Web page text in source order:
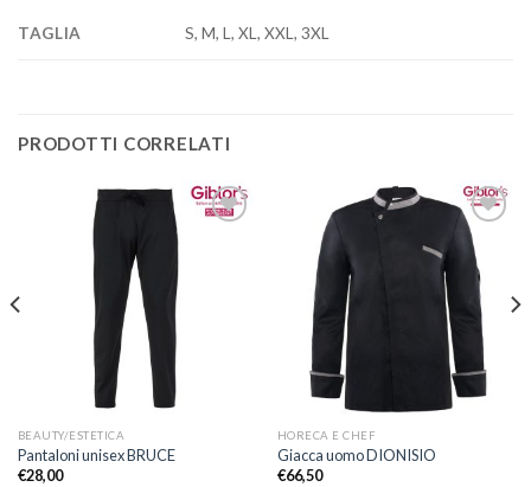
TAGLIA S, M, L, XL, XXL, 3XL
PRODOTTI CORRELATI
BEAUTY/ESTETICA
Pantaloni unisex BRUCE
€28,00
Aggiungi
alla lista
dei
desideri
HORECA E CHEF
Giacca uomo DIONISIO
€66,50